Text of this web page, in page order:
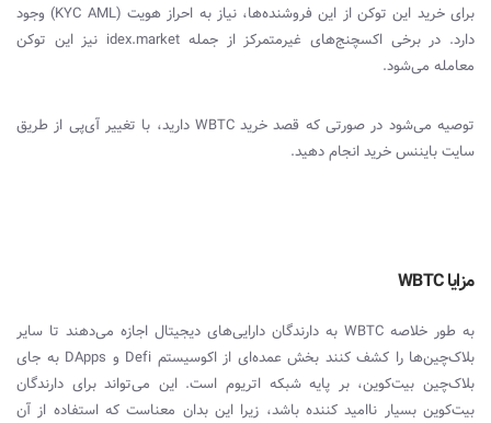
برای خرید این توکن از این فروشنده‌ها، نیاز به احراز هویت (KYC AML) وجود
دارد. در برخی اکسچنج‌های غیرمتمرکز از جمله idex.market نیز این توکن
معامله می‌شود.
توصیه می‌شود در صورتی که قصد خریدWBTC دارید، با تغییر آی‌پی از طریق
سایت بایننس خرید انجام دهید.
مزایاWBTC
به طور خلاصه WBTC به دارندگان دارایی‌های دیجیتال اجازه می‌دهند تا سایر
بلاک‌چین‌ها را کشف کنند بخش عمده‌ای از اکوسیستم Defi و DApps به جای
بلاک‌چین بیت‌کوین، بر پایه شبکه اتریوم است. این می‌تواند برای دارندگان
بیت‌کوین بسیار ناامید کننده باشد، زیرا این بدان معناست که استفاده از آن